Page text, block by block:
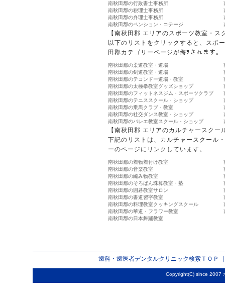
南秋田郡の行政書士事務所
南秋田郡の税理士事務所
南秋田郡の弁理士事務所
南秋田郡のペンション・コテージ
【南秋田郡 エリアのスポーツ教室・ス
以下のリストをクリックすると、スポ
田郡カテゴリーページが侮ｦされます。
南秋田郡の柔道教室・道場
南秋田郡の剣道教室・道場
南秋田郡のテコンドー道場・教室
南秋田郡の太極拳教室グッズショップ
南秋田郡のフィットネスジム・スポーツクラブ
南秋田郡のテニススクール・ショップ
南秋田郡の乗馬クラブ・教室
南秋田郡の社交ダンス教室・ショップ
南秋田郡のバレエ教室スクール・ショップ
【南秋田郡 エリアのカルチャースクー
下記のリストは、カルチャースクール
ーのページにリンクしています。
南秋田郡の着物着付け教室
南秋田郡の音楽教室
南秋田郡の編み物教室
南秋田郡のそろばん珠算教室・塾
南秋田郡の囲碁教室サロン
南秋田郡の書道習字教室
南秋田郡の料理教室クッキングスクール
南秋田郡の華道・フラワー教室
南秋田郡の日本舞踊教室
歯科・歯医者デンタルクリニック検索 ＴＯＰ
Copyright(C) since 2007